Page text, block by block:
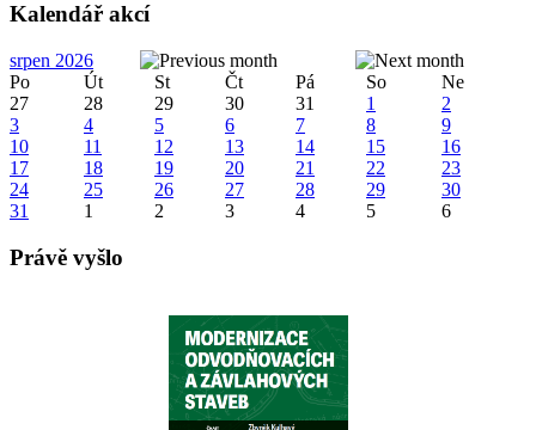
Kalendář akcí
srpen 2026
Po
Út St Čt Pá So
Ne
27
28 29 30 31 1
2
3
4 5 6 7 8
9
10
11 12 13 14 15
16
17
18 19 20 21 22
23
24
25 26 27 28 29
30
31
1 2 3 4 5 6
Právě vyšlo